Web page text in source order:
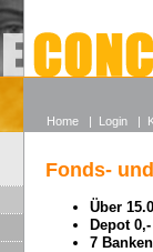
Fonds-
Über
Depot
7
Home | Login |